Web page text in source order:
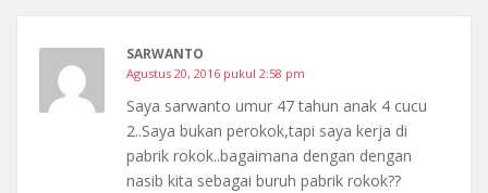
SARWANTO
Agustus 20, 2016 pukul 2:58 pm
Saya sarwanto umur 47 tahun anak 4 cucu
2..Saya bukan perokok,tapi saya kerja di
pabrik rokok..bagaimana dengan dengan
nasib kita sebagai buruh pabrik rokok??